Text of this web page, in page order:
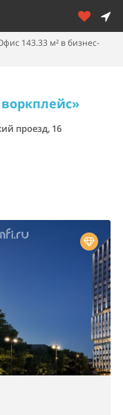
143.33 м² в бизнес-
проезд, 16